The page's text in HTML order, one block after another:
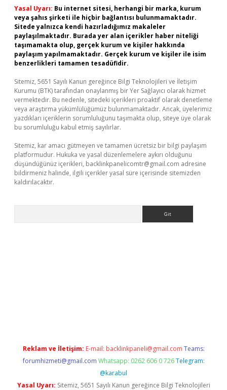
Yasal Uyarı: Bu internet sitesi, herhangi bir marka, kurum
veya şahıs şirketi ile hiçbir bağlantısı bulunmamaktadır.
Sitede yalnızca kendi hazırladığımız makaleler
paylaşılmaktadır. Burada yer alan içerikler haber niteliği
taşımamakta olup, gerçek kurum ve kişiler hakkında
paylaşım yapılmamaktadır. Gerçek kurum ve kişiler ile isim
benzerlikleri tamamen tesadüfidir.
Sitemiz, 5651 Sayılı Kanun gereğince Bilgi Teknolojileri ve İletişim
Kurumu (BTK) tarafından onaylanmış bir Yer Sağlayıcı olarak hizmet
vermektedir. Bu nedenle, sitedeki içerikleri proaktif olarak denetleme
veya araştırma yükümlülüğümüz bulunmamaktadır. Ancak, üyelerimiz
yazdıkları içeriklerin sorumluluğunu taşımakta olup, siteye üye olarak
bu sorumluluğu kabul etmiş sayılırlar.
Sitemiz, kar amacı gütmeyen ve tamamen ücretsiz bir bilgi paylaşım
platformudur. Hukuka ve yasal düzenlemelere aykırı olduğunu
düşündüğünüz içerikleri, backlinkpanelicomtr@gmail.com adresine
bildirmeniz halinde, ilgili içerikler yasal süre içerisinde sitemizden
kaldırılacaktır.
Reklam ve İletişim: E-mail: backlinkpaneli@gmail.com Teams:
forumhizmeti@gmail.com Whatsapp: 0262 606 0 726 Telegram:
@karabul
Yasal Uyarı: Sitemiz, 5651 Sayılı Kanun gereğince Bilgi Teknolojileri